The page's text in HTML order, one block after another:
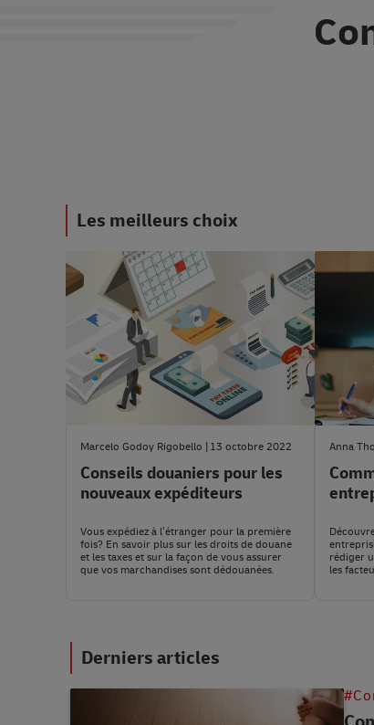
Les meilleurs choix
Marcelo Godoy Rigobello 13 octobre 2022
Conseils douaniers pour les
nouveaux expéditeurs
Vous expédiez à l’étranger pour la première
fois? En savoir plus sur les droits de douane
et les taxes et sur la façon de vous assurer
que vos marchandises sont dédouanées.
Anna
rédiger
les
Derniers articles